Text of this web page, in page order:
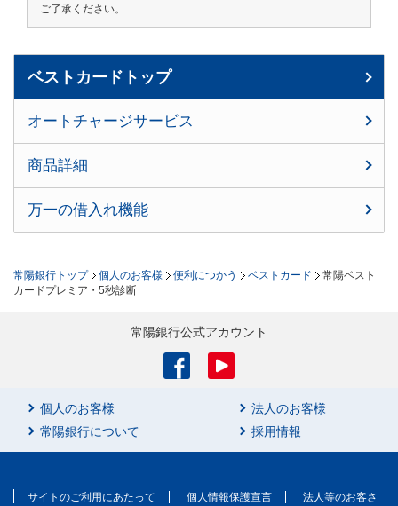
ご了承ください。
ベストカードトップ
オートチャージサービス
商品詳細
万一の借入れ機能
常陽銀行トップ 個人のお客様 便利につかう ベストカード
常陽ベスト
カードプレミア・5秒診断
個人のお客様
法人のお客様
常陽銀行について
採用情報
常陽銀行公式アカウント
サイトのご利用にあたって 個人情報保護宣言
法人等のお客さ